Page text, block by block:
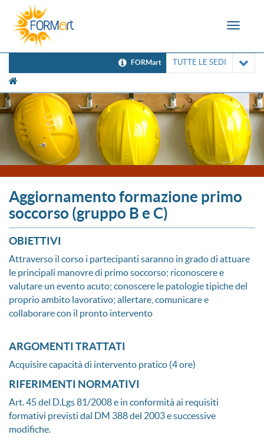
Toggle
FORMart TUTTE LE SEDI
Aggiornamento formazione primo
soccorso (gruppo B e C)
OBIETTIVI
Attraverso il corso i partecipanti saranno in grado di attuare
le principali manovre di primo soccorso; riconoscere e
valutare un evento acuto; conoscere le patologie tipiche del
proprio ambito lavorativo; allertare, comunicare e
collaborare con il pronto intervento
ARGOMENTI TRATTATI
Acquisire capacità di intervento pratico (4 ore)
RIFERIMENTI NORMATIVI
Art. 45 del D.Lgs 81/2008 e in conformità ai requisiti
formativi previsti dal DM 388 del 2003 e successive
modifiche.